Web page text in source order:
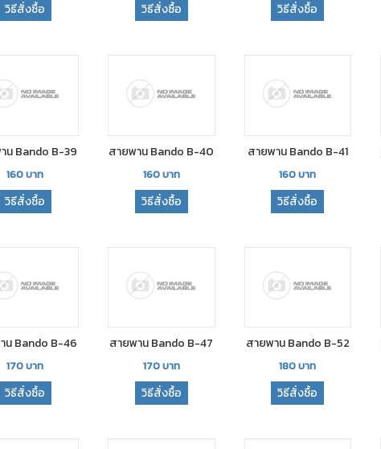
วิธีสั่งซื้อ วิธีสั่งซื้อ วิธีสั่งซื้อ
น Bando B-39
160บาท
วิธีสั่งซื้อ
สายพาน Bando B-40
160บาท
วิธีสั่งซื้อ
สายพาน Bando B-41
160บาท
วิธีสั่งซื้อ
น Bando B-46
170บาท
วิธีสั่งซื้อ
สายพาน Bando B-47
170บาท
วิธีสั่งซื้อ
สายพาน Bando B-52
180บาท
วิธีสั่งซื้อ